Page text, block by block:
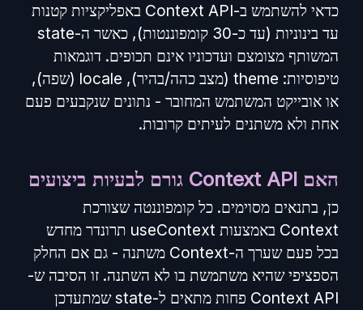
כדאי להשתמש ב-Context API באפליקציות קטנות
עד בינוניות (עד כ-30 קומפוננטות), כאשר ה-state
המשותף מצומצם ועדכוניו אינם תכופים. דוגמאות
טיפוסיות: theme (מצב כהה/בהיר), locale (שפה),
או אובייקט המשתמש המחובר - נתונים שנקבעים פעם
אחת ולא משתנים לעיתים קרובות.
האם Context API גורם לבעיות ביצועים
כן, בתנאים מסוימים. כל קומפוננטה שצורכת
Context באמצעות useContext תרונדר מחדש
בכל פעם שערך ה-Context משתנה - גם אם החלק
הספציפי שהיא משתמשת בו לא השתנה. זו הסיבה ש-
Context API פחות מתאים ל-state שמתעדכן